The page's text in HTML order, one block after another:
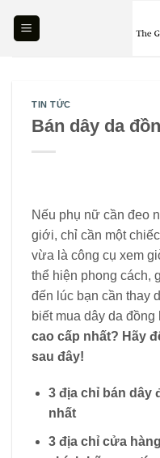
TIN TỨC
Bán dây da
Nếu phụ nữ cần đeo
giới, chỉ cần một
vừa là công cụ xem
thể hiện phong cách,
đến lúc bạn cần thay
biết mua dây da đồng
cao cấp nhất? Hãy
sau đây!
3 địa chỉ bán dây
nhất
3 địa chỉ cửa